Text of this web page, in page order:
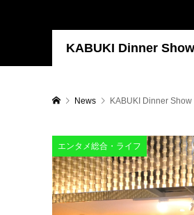
KABUKI Dinner Show
News KABUKI Dinner Show
エンタメ総合・ライフ